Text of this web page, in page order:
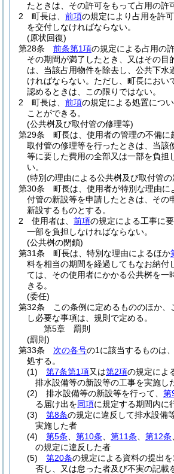
たときは、その許可をもって占用の許
2
町長は、 前項の規定により占用を許
を交付しなければならない。
(原状回復)
第28条
前条第1項の規定による占用の
その期間が満了したとき、又はその目
は、当該占用物件を除去し、公共下水
ければならない。 ただし、町長におい
認めるときは、この限りではない。
2
町長は、 前項の規定による処置につ
ことができる。
(公共桝及び取付管の修理等)
第29条
町長は、使用者の管理の不備に
取付管の修理等を行ったときは、当該
等に要した費用の全部又は一部を負担
い。
(特別の理由による公共桝及び取付管の
第30条
町長は、使用者が特別な理由に
付管の新設等を申請したときは、その
新設するものとする。
2
使用者は、 前項の規定による工事に
一部を負担しなければならない。
(公共桝の閉鎖)
第31条
町長は、特別な理由によるほか
料を相当の期間を経過してもなお納付
ては、その使用者にかかる公共桝を一
きる。
(委任)
第32条
この条例に定めるもののほか、
し必要な事項は、規則で定める。
第5章
罰則
(罰則)
第33条
次の各号の1に該当するものは
処する。
(1)
第7条第1項又は第2項の規定によ
排水設備等の新設等の工事を実施し
(2)
排水設備等の新設等を行って、 第
る届け出を同項に規定する期間内に
(3)
第8条の規定に違反して排水設備
実施した者
(4)
第5条 第10条 第11条 第12条
の規定に違反した者
(5)
第20条の規定による資料の提出
否し、又は怠った者及び不実の記載